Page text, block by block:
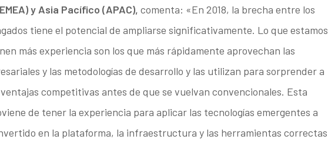
y Asia Pacífico (APAC), comenta: «En 2018, la brecha entre los
tiene el potencial de ampliarse significativamente. Lo que estamos
más experiencia son los que más rápidamente aprovechan las
y las metodologías de desarrollo y las utilizan para sorprender a
competitivas antes de que se vuelvan convencionales. Esta
de tener la experiencia para aplicar las tecnologías emergentes a
en la plataforma, la infraestructura y las herramientas correctas